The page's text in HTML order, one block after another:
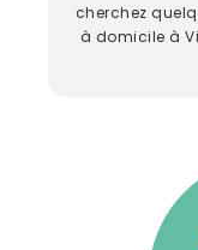
cherchez
à domicile à